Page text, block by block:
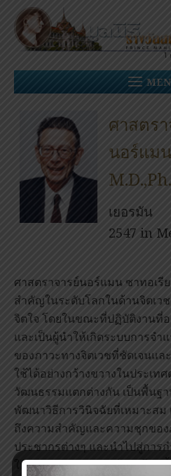
Skip
content
ศาสตร
นอร์แม
เยอรมัน
2547 in
ศาสตราจารย์นอร์แมน ซาทอเ
สำคัญในระดับโลกในด้านจิตเว
จิตใจ โดยในขณะที่ปฏิบัติงานที่
และเป็นผู้นำให้เกิดระบบการจ
ของภาวะทางจิตเวชที่ชัดเจนแ
ใช้ได้อย่างกว้างขวางในประเท
วัฒนธรรมแตกต่างกัน เป็นพื้นฐ
พัฒนาวิธีการวินิจฉัยที่เหมาะสม
ถึงความสำคัญและความชุกของ
ประชากรต่างๆ และนำไปสู่การ
ในการดูแลและบำบัดผู้ป่วยโร